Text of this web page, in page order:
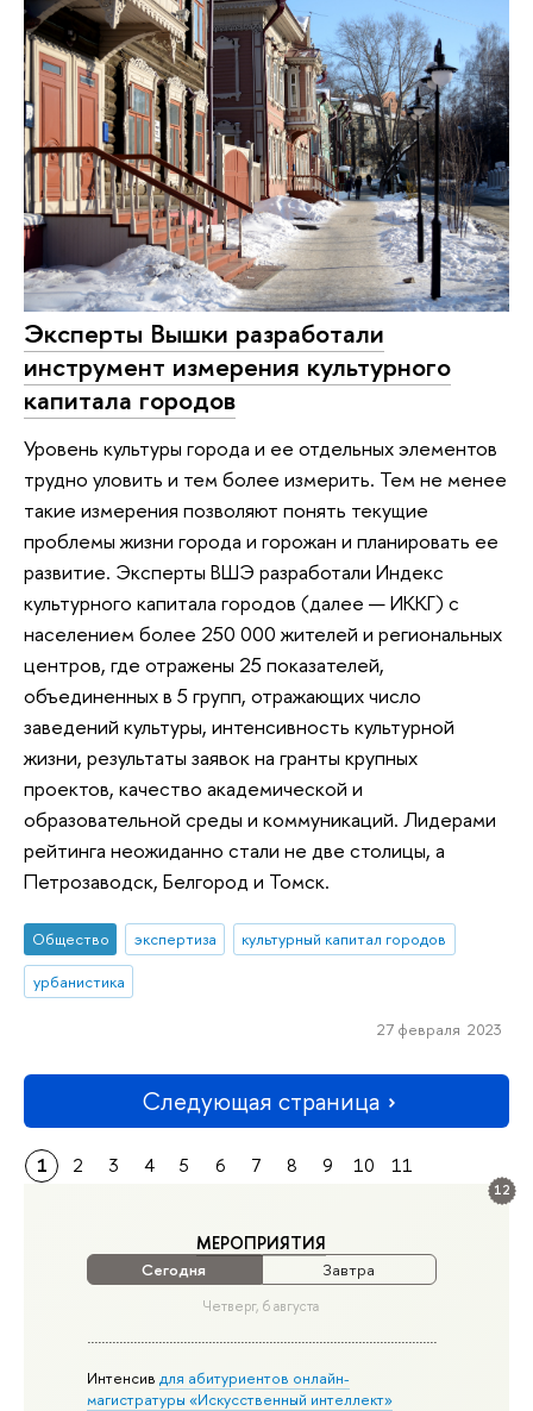
12
МЕРОПРИЯТИЯ
Сегодня Завтра
Четверг, 6 августа
Интенсивдля абитуриентов онлайн-
магистратуры «Искусственный интеллект»
Эксперты Вышки разработали
инструмент измерения культурного
капитала городов
Уровень культуры города и ее отдельных элементов
трудно уловить и тем более измерить. Тем не менее
такие измерения позволяют понять текущие
проблемы жизни города и горожан и планировать ее
развитие. Эксперты ВШЭ разработали Индекс
культурного капитала городов (далее — ИККГ) с
населением более 250 000 жителей и региональных
центров, где отражены 25 показателей,
объединенных в 5 групп, отражающих число
заведений культуры, интенсивность культурной
жизни, результаты заявок на гранты крупных
проектов, качество академической и
образовательной среды и коммуникаций. Лидерами
рейтинга неожиданно стали не две столицы, а
Петрозаводск, Белгород и Томск.
Общество экспертиза
культурный капитал городов
урбанистика
27 февраля 2023
Следующая страница
1 2 3 4 5 6 7 8 9 10 11